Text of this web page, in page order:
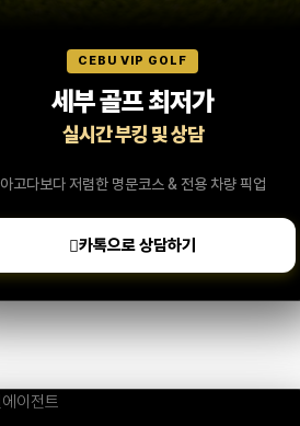
CEBU VIP GOLF
세부 골프 최저가
실시간 부킹 및 상담
아고다보다 저렴한 명문코스 & 전용 차량 픽업
카톡으로 상담하기